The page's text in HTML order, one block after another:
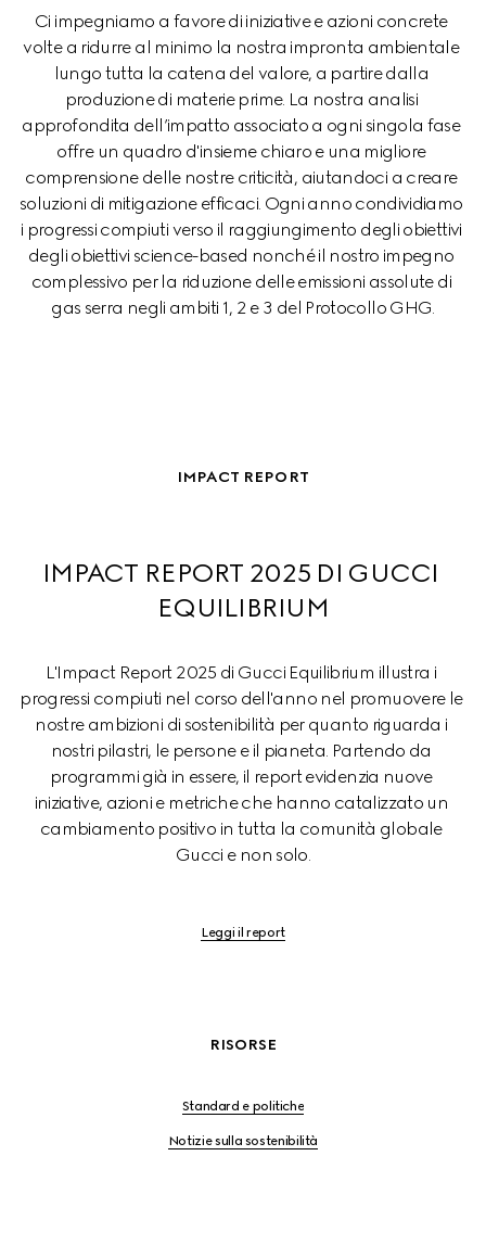
Ci impegniamo a favore di iniziative e azioni concrete
volte a ridurre al minimo la nostra impronta ambientale
lungo tutta la catena del valore, a partire dalla
produzione di materie prime. La nostra analisi
approfondita dell’impatto associato a ogni singola fase
offre un quadro d'insieme chiaro e una migliore
comprensione delle nostre criticità, aiutandoci a creare
soluzioni di mitigazione efficaci. Ogni anno condividiamo
i progressi compiuti verso il raggiungimento degli obiettivi
degli obiettivi science-based nonché il nostro impegno
complessivo per la riduzione delle emissioni assolute di
gas serra negli ambiti 1, 2 e 3 del Protocollo GHG.
IMPACT REPORT
IMPACT REPORT 2025 DI GUCCI
EQUILIBRIUM
L'Impact Report 2025 di Gucci Equilibrium illustra i
progressi compiuti nel corso dell'anno nel promuovere le
nostre ambizioni di sostenibilità per quanto riguarda i
nostri pilastri, le persone e il pianeta. Partendo da
programmi già in essere, il report evidenzia nuove
iniziative, azioni e metriche che hanno catalizzato un
cambiamento positivo in tutta la comunità globale
Gucci e non solo.
Leggi il report
RISORSE
Standard e politiche
Notizie sulla sostenibilità